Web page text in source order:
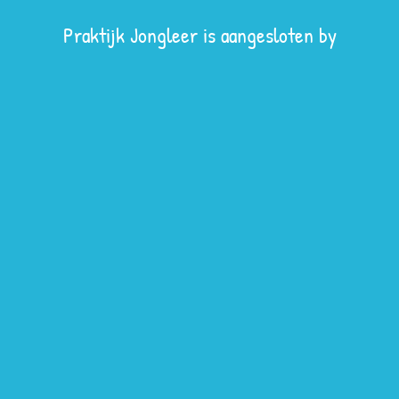
Praktijk Jongleer is aangesloten by